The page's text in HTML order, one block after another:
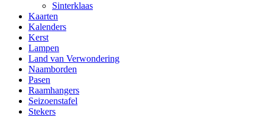
Sinterklaas
Kaarten
Kalenders
Kerst
Lampen
Land van Verwondering
Naamborden
Pasen
Raamhangers
Seizoenstafel
Stekers